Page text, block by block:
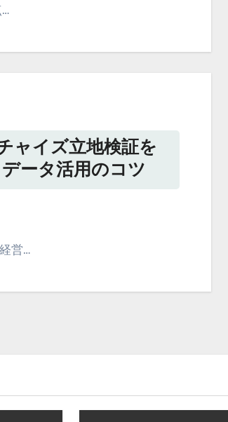
…
ャイズ立地検証を
ータ活用のコツ
営…